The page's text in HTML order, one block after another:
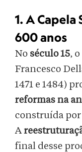
1. A
600 anos
No século 15, o
Francesco
1471 e 1484)
reformas na
construída por
A
final desse